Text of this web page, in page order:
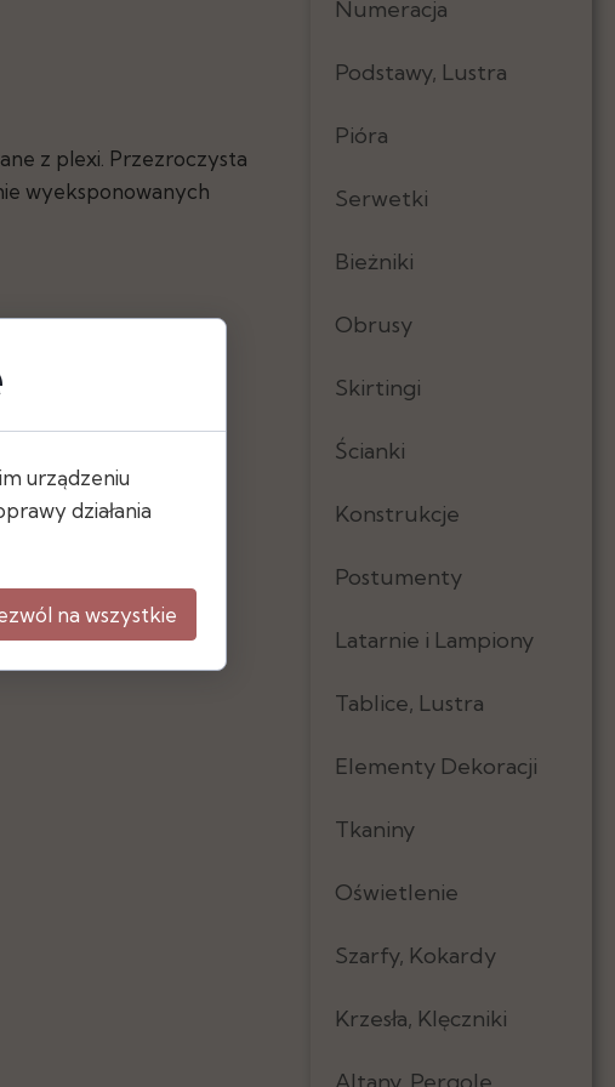
Numeracja
Podstawy, Lustra
Pióra
Serwetki
Bieżniki
Obrusy
Skirtingi
Ścianki
Konstrukcje
Postumenty
Latarnie i Lampiony
Tablice, Lustra
Elementy Dekoracji
Tkaniny
Oświetlenie
Szarfy, Kokardy
Krzesła, Klęczniki
z plexi. Przezroczysta
wyeksponowanych
urządzeniu
działania
na wszystkie